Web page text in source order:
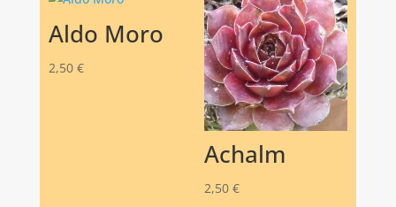
Aldo Moro
2,50 €
Achalm
2,50 €